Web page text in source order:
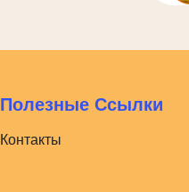
Полезные Ссылки
Контакты